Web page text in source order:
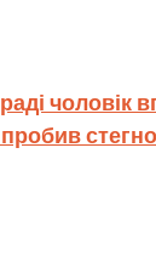
чоловік
пробив